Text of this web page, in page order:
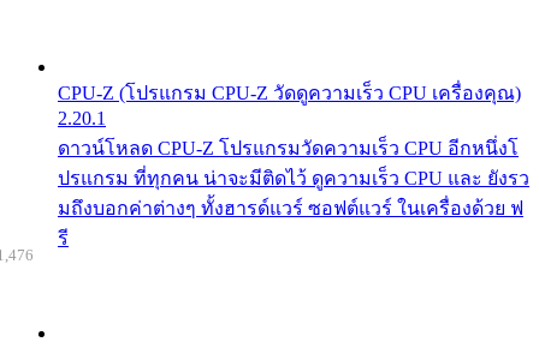
CPU-Z (โปรแกรม CPU-Z วัดดูความเร็ว CPU เครื่องคุณ)
2.20.1
ดาวน์โหลด CPU-Z โปรแกรมวัดความเร็ว CPU อีกหนึ่งโ
ปรแกรม ที่ทุกคน น่าจะมีติดไว้ ดูความเร็ว CPU และ ยังรว
มถึงบอกค่าต่างๆ ทั้งฮารด์แวร์ ซอฟต์แวร์ ในเครื่องด้วย ฟ
รี